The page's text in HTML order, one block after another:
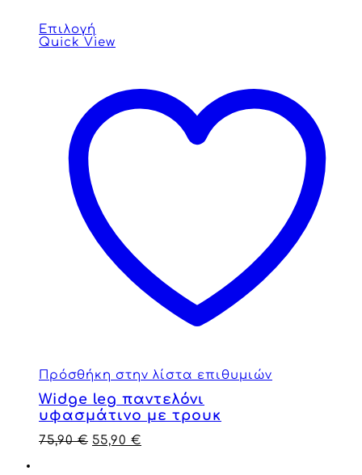
Επιλογή
Quick View
Πρόσθήκη στην λίστα επιθυμιών
Widge leg παντελόνι
υφασμάτινο με τρουκ
75,90€ 55,90 €